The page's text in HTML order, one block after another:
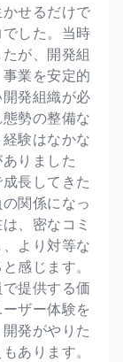
せるだけで
した。当時
が、開発組
業を安定的
発組織が必
勢の整備な
験はなかな
りました
長してきた
関係になっ
、密なコミ
より対等な
感じます。
提供する価
ザー体験を
発がやりた
あります。